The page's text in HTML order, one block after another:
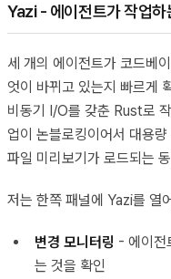
Yazi - 에이전트가 작업하
세 개의 에이전트가 코드베
엇이 바뀌고 있는지 빠르게
비동기 I/O를 갖춘 Rust로
업이 논블로킹이어서 대용
파일 미리보기가 로드되는
저는 한쪽 패널에 Yazi를 열
변경 모니터링 - 에이전
는 것을 확인